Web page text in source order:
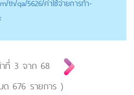
/th/qa/5626/ค่าใช้จ่ายการทำ-
ที่ 3จาก 68
ด 676 รายการ )